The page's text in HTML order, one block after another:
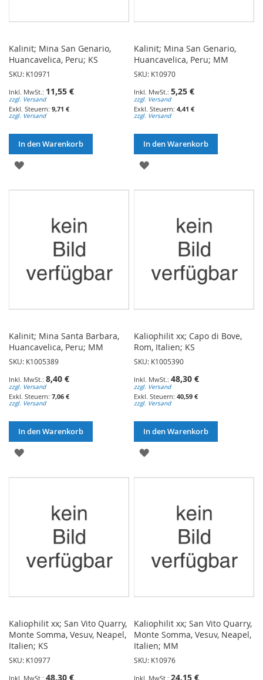
Kalinit; Mina San Genario,
Huancavelica, Peru; KS
SKU: K10971
11,55 €
zzgl. Versand
9,71 €
zzgl. Versand
In den Warenkorb
ZUR
Kalinit; Mina San Genario,
Huancavelica, Peru; MM
SKU: K10970
5,25 €
zzgl. Versand
4,41 €
zzgl. Versand
In den Warenkorb
ZUR
Kalinit; Mina Santa Barbara,
Huancavelica, Peru; MM
SKU: K1005389
8,40 €
zzgl. Versand
7,06 €
zzgl. Versand
In den Warenkorb
ZUR
Kaliophilit xx; Capo di Bove,
Rom, Italien; KS
SKU: K1005390
48,30 €
zzgl. Versand
40,59 €
zzgl. Versand
In den Warenkorb
ZUR
Kaliophilit xx; San Vito Quarry,
Monte Somma, Vesuv, Neapel,
Italien; KS
SKU: K10977
48,30 €
Kaliophilit xx; San Vito Quarry,
Monte Somma, Vesuv, Neapel,
Italien; MM
SKU: K10976
24,15 €